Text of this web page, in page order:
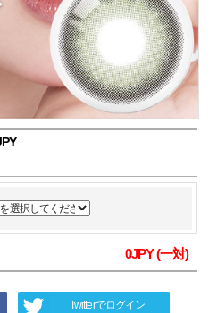
0JPY (一対)
Twitterでログイン